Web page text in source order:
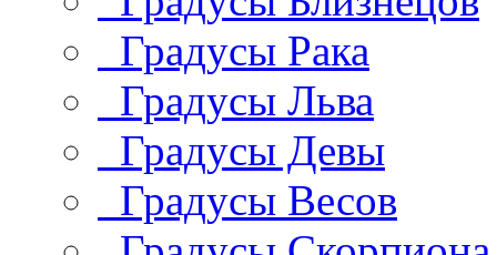
Градусы Рака
Градусы Льва
Градусы Девы
Градусы Весов